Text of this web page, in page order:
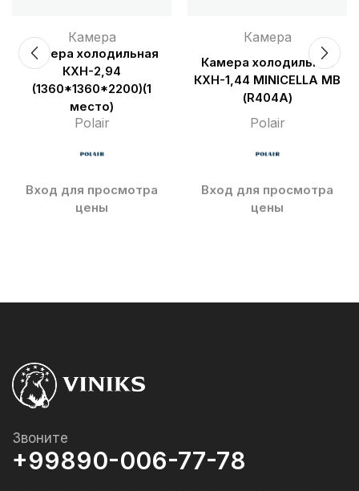
Камера
Камера холодильная
КХН-2,94
(1360*1360*2200)(1
место)
Polair
Вход для просмотра
цены
Камера
Камера холодильная
КХН-1,44 MINICELLA MВ
(R404A)
Polair
Вход для просмотра
цены
Звоните
+99890-006-77-78